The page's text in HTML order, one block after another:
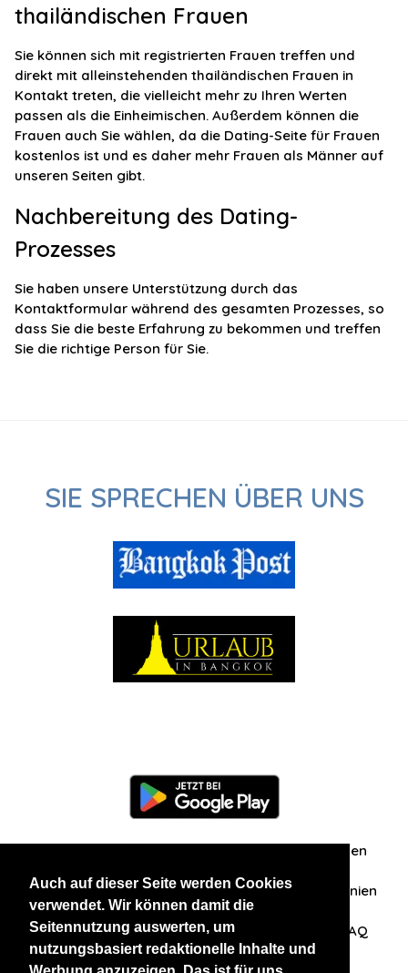
Auch auf dieser Seite werden Cookies
verwendet. Wir können damit die
Seitennutzung auswerten, um
nutzungsbasiert redaktionelle Inhalte und
thailändischen Frauen
Sie können sich mit registrierten Frauen treffen und
direkt mit alleinstehenden thailändischen Frauen in
Kontakt treten, die vielleicht mehr zu Ihren Werten
passen als die Einheimischen. Außerdem können die
Frauen auch Sie wählen, da die Dating-Seite für Frauen
kostenlos ist und es daher mehr Frauen als Männer auf
unseren Seiten gibt.
Nachbereitung des Dating-
Prozesses
Sie haben unsere Unterstützung durch das
Kontaktformular während des gesamten Prozesses, so
dass Sie die beste Erfahrung zu bekommen und treffen
Sie die richtige Person für Sie.
SIE SPRECHEN ÜBER UNS
Zuschriften/Erfahrungen
Datenschutzerklärung AGB Datenschutzrichtlinien
Nehmen Sie Kontakt mit uns auf FAQ